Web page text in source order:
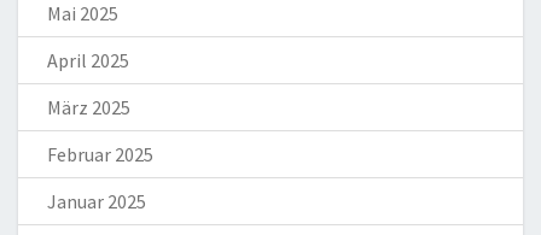
Mai 2025
April 2025
März 2025
Februar 2025
Januar 2025